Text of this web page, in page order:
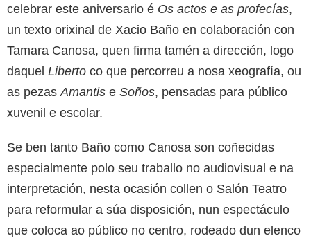
celebrar este aniversario é Os actos e as profecías,
un texto orixinal de Xacio Baño en colaboración con
Tamara Canosa, quen firma tamén a dirección, logo
daquel Liberto co que percorreu a nosa xeografía, ou
as pezas Amantis e Soños, pensadas para público
xuvenil e escolar.
Se ben tanto Baño como Canosa son coñecidas
especialmente polo seu traballo no audiovisual e na
interpretación, nesta ocasión collen o Salón Teatro
para reformular a súa disposición, nun espectáculo
que coloca ao público no centro, rodeado dun elenco